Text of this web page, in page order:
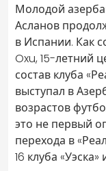
Молодой
Асланов
в Испании. Как
Oxu, 15-летний
состав клуба
выступал в
возрастов
это не первый
перехода в
16 клуба